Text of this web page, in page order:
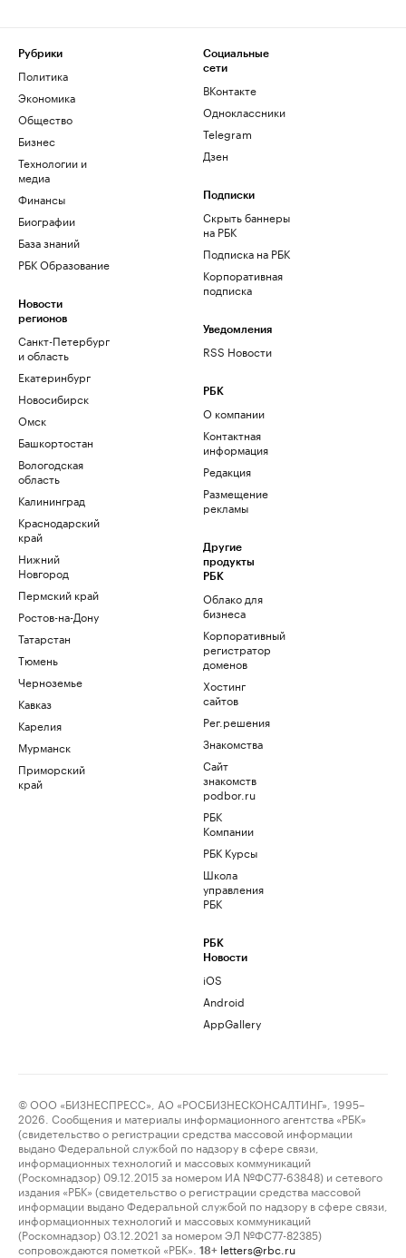
Рубрики
Политика
Экономика
Общество
Бизнес
Технологии и
медиа
Финансы
Биографии
База знаний
РБК Образование
Новости
регионов
Санкт-Петербург
и область
Екатеринбург
Новосибирск
Омск
Башкортостан
Вологодская
область
Калининград
Краснодарский
край
Нижний
Новгород
Пермский край
Ростов-на-Дону
Татарстан
Тюмень
Черноземье
Кавказ
Карелия
Мурманск
Приморский
край
Социальные
сети
ВКонтакте
Одноклассники
Telegram
Дзен
Подписки
Скрыть баннеры
на РБК
Подписка на РБК
Корпоративная
подписка
Уведомления
RSS Новости
РБК
О компании
Контактная
информация
Редакция
Размещение
рекламы
Другие
продукты
РБК
Облако для
бизнеса
Корпоративный
регистратор
доменов
Хостинг
сайтов
Рег.решения
Знакомства
Сайт
знакомств
podbor.ru
РБК
Компании
РБК Курсы
Школа
управления
РБК
РБК
Новости
iOS
Android
AppGallery
© ООО «БИЗНЕСПРЕСС», АО «РОСБИЗНЕСКОНСАЛТИНГ», 1995–
2026. Сообщения и материалы информационного агентства «РБК»
(свидетельство о регистрации средства массовой информации
выдано Федеральной службой по надзору в сфере связи,
информационных технологий и массовых коммуникаций
(Роскомнадзор) 09.12.2015 за номером ИА №ФС77-63848) и сетевого
издания «РБК» (свидетельство о регистрации средства массовой
информации выдано Федеральной службой по надзору в сфере связи,
информационных технологий и массовых коммуникаций
(Роскомнадзор) 03.12.2021 за номером ЭЛ №ФС77-82385)
сопровождаются пометкой «РБК».
18+ letters@rbc.ru